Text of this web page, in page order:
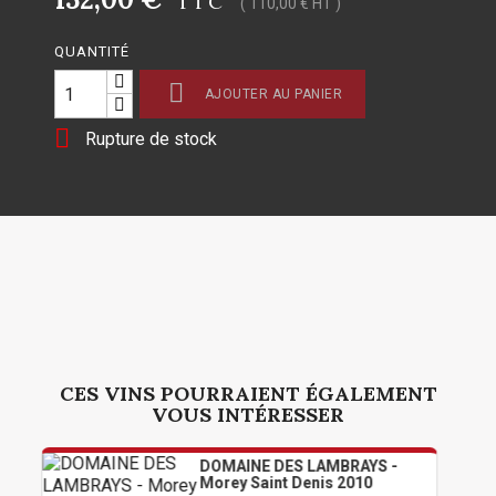
QUANTITÉ
 AJOUTER AU PANIER
 Rupture de stock
CES VINS POURRAIENT ÉGALEMENT
VOUS INTÉRESSER
DOMAINE DES LAMBRAYS -
Morey Saint Denis 2010